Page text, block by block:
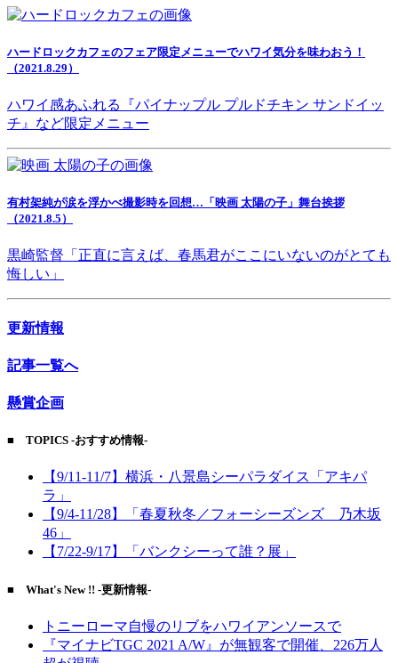
ハードロックカフェのフェア限定メニューでハワイ気分を味わおう！
（2021.8.29）
ハワイ感あふれる『パイナップル プルドチキン サンドイッ
チ』など限定メニュー
有村架純が涙を浮かべ撮影時を回想…「映画 太陽の子」舞台挨拶
（2021.8.5）
黒崎監督「正直に言えば、春馬君がここにいないのがとても
悔しい」
更新情報
記事一覧へ
懸賞企画
■ TOPICS -おすすめ情報-
【9/11-11/7】横浜・八景島シーパラダイス「アキパ
ラ」
【9/4-11/28】「春夏秋冬／フォーシーズンズ 乃木坂
46」
【7/22-9/17】「バンクシーって誰？展」
■ What's New !! -更新情報-
トニーローマ自慢のリブをハワイアンソースで
『マイナビTGC 2021 A/W』が無観客で開催、226万人